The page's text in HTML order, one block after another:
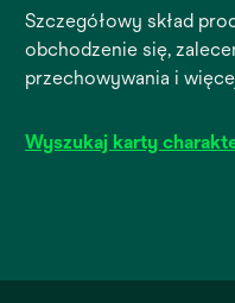
Szczegółowy skład
obchodzenie się,
przechowywania i
Wyszukaj karty